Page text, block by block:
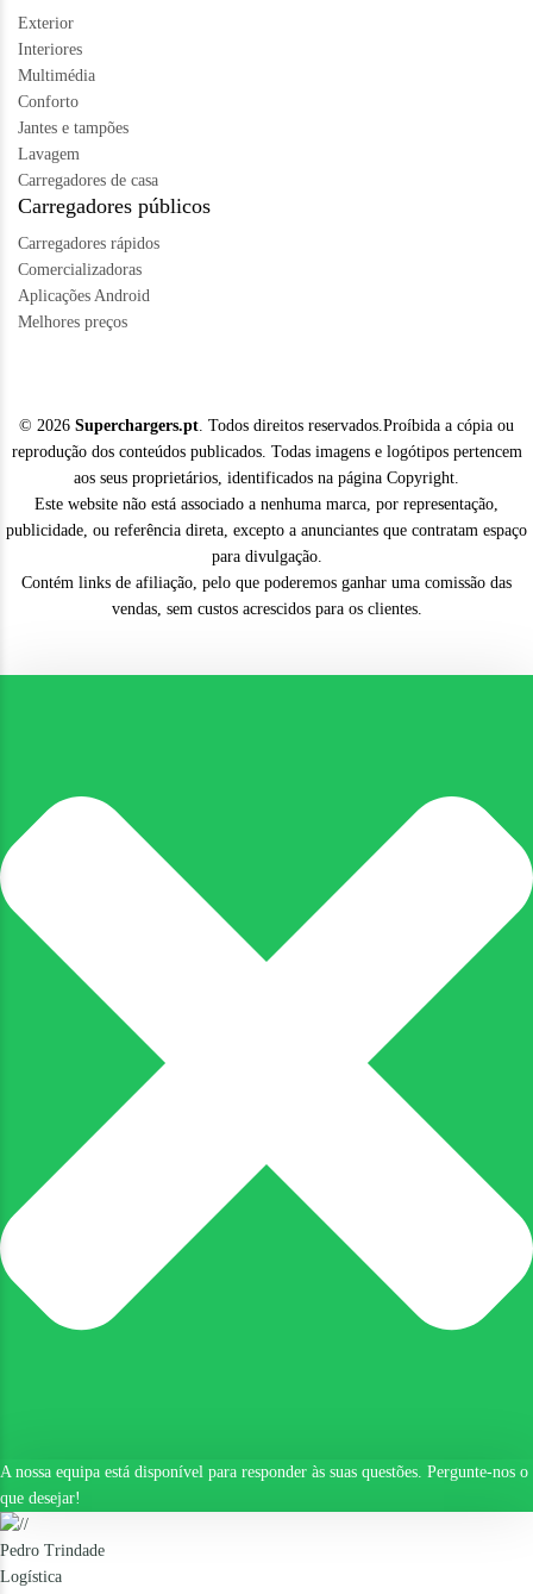
Exterior
Interiores
Multimédia
Conforto
Jantes e tampões
Lavagem
Carregadores de casa
Carregadores públicos
Carregadores rápidos
Comercializadoras
Aplicações Android
Melhores preços
© 2026 Superchargers.pt . Todos direitos reservados.Proíbida a cópia ou
reprodução dos conteúdos publicados. Todas imagens e logótipos pertencem
aos seus proprietários, identificados na página Copyright.
Este website não está associado a nenhuma marca, por representação,
publicidade, ou referência direta, excepto a anunciantes que contratam espaço
para divulgação.
Contém links de afiliação, pelo que poderemos ganhar uma comissão das
vendas, sem custos acrescidos para os clientes.
A nossa equipa está disponível para responder às suas questões. Pergunte-nos o
que desejar!
Pedro Trindade
Logística